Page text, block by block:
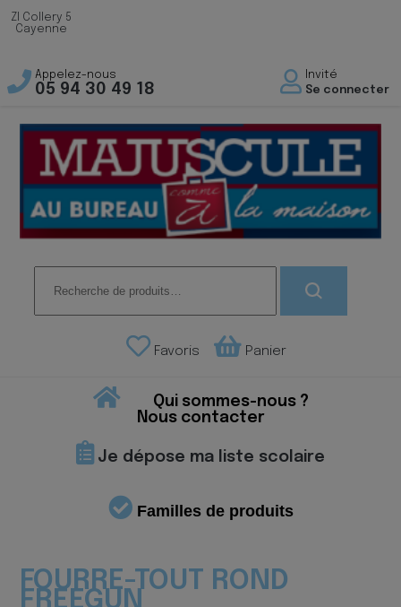
ZI Collery 5
Cayenne
Appelez-nous
05 94 30 49 18
Invité
Se connecter
pour :
Favoris Panier
Qui sommes-nous ?
Nous contacter
Je dépose ma liste scolaire
Familles de produits
FOURRE-TOUT ROND